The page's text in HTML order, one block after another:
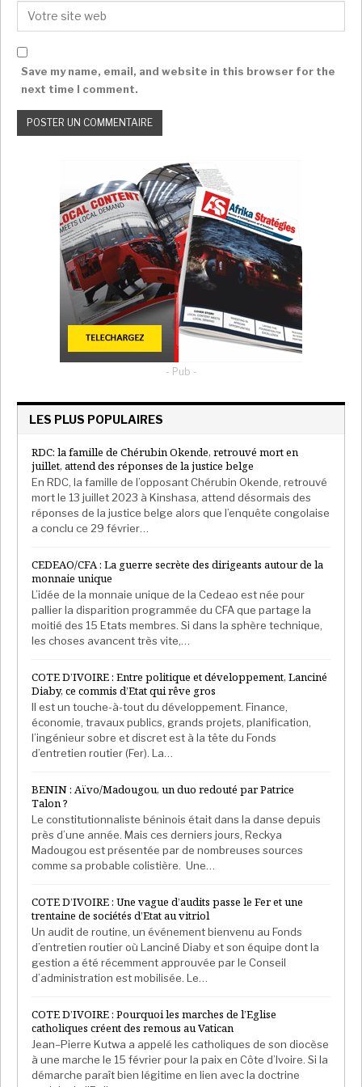
Save my name, email, and website in this browser for the
next time I comment.
- Pub -
LES PLUS POPULAIRES
RDC: la famille de Chérubin Okende, retrouvé mort en
juillet, attend des réponses de la justice belge
En RDC, la famille de l’opposant Chérubin Okende, retrouvé
mort le 13 juillet 2023 à Kinshasa, attend désormais des
réponses de la justice belge alors que l’enquête congolaise
a conclu ce 29 février…
CEDEAO/CFA : La guerre secrète des dirigeants autour de la
monnaie unique
L’idée de la monnaie unique de la Cedeao est née pour
pallier la disparition programmée du CFA que partage la
moitié des 15 Etats membres. Si dans la sphère technique,
les choses avancent très vite,…
COTE D’IVOIRE : Entre politique et développement, Lanciné
Diaby, ce commis d’Etat qui rêve gros
Il est un touche-à-tout du développement. Finance,
économie, travaux publics, grands projets, planification,
l’ingénieur sobre et discret est à la tête du Fonds
d’entretien routier (Fer). La…
BENIN : Aïvo/Madougou, un duo redouté par Patrice
Talon ?
Le constitutionnaliste béninois était dans la danse depuis
près d’une année. Mais ces derniers jours, Reckya
Madougou est présentée par de nombreuses sources
comme sa probable colistière. Une…
COTE D’IVOIRE : Une vague d’audits passe le Fer et une
trentaine de sociétés d’Etat au vitriol
Un audit de routine, un événement bienvenu au Fonds
d’entretien routier où Lanciné Diaby et son équipe dont la
gestion a été récemment approuvée par le Conseil
d’administration est mobilisée. Le…
COTE D’IVOIRE : Pourquoi les marches de l’Eglise
catholiques créent des remous au Vatican
Jean–Pierre Kutwa a appelé les catholiques de son diocèse
à une marche le 15 février pour la paix en Côte d’Ivoire. Si la
démarche paraît bien légitime en lien avec la doctrine